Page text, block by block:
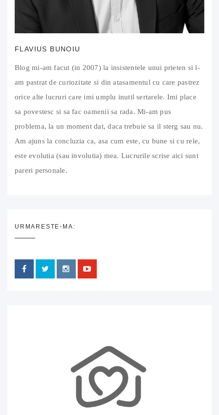
FLAVIUS BUNOIU
Blog mi-am facut (in 2007) la insistentele unui prieten si l-
am pastrat de curiozitate si din atasamentul cu care pastrez
orice alte lucruri care imi umplu inutil sertarele. Imi place
sa povestesc si sa fac oamenii sa rada. Mi-am pus
problema, la un moment dat, daca trebuie sa il sterg sau nu.
Am ajuns la concluzia ca, asa cum este, cu bune si cu rele,
este evolutia (sau involutia) mea. Lucrurile scrise aici sunt
pareri personale.
URMARESTE-MA: